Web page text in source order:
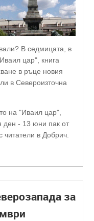
В седмицата, в
цар", книга
в ръце новия
в Североизточна
на "Иваил цар",
ден - 13 юни пак от
в Добрич.
за